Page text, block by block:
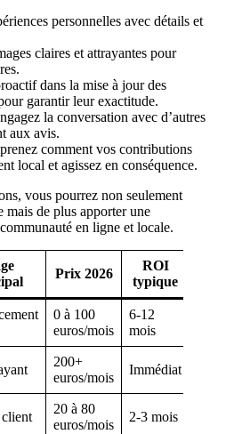
personnelles avec détails et
claires et attrayantes pour
dans la mise à jour des
garantir leur exactitude.
la conversation avec d’autres
aux avis.
comment vos contributions
local et agissez en conséquence.
vous pourrez non seulement
mais de plus apporter une
en ligne et locale.
Prix 2026
ROI
typique
0 à 100
euros/mois
6-12
mois
200+
euros/mois
Immédiat
20 à 80
euros/mois
2-3 mois